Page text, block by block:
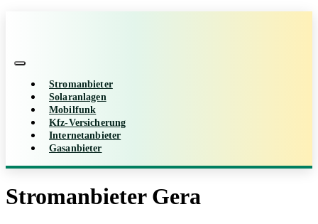
Stromanbieter
Solaranlagen
Mobilfunk
Kfz-Versicherung
Internetanbieter
Gasanbieter
Stromanbieter Gera